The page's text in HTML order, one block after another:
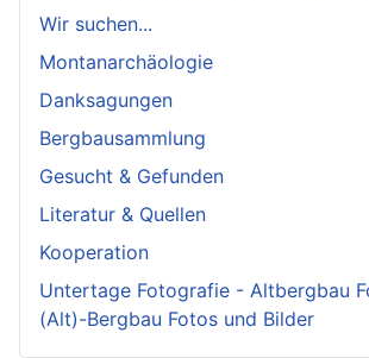
Wir suchen...
Montanarchäologie
Danksagungen
Bergbausammlung
Gesucht & Gefunden
Literatur & Quellen
Kooperation
Untertage Fotografie - Altbergbau
(Alt)-Bergbau Fotos und Bilder